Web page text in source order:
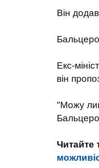
Він
Екс-
він
"Можу
Читайте